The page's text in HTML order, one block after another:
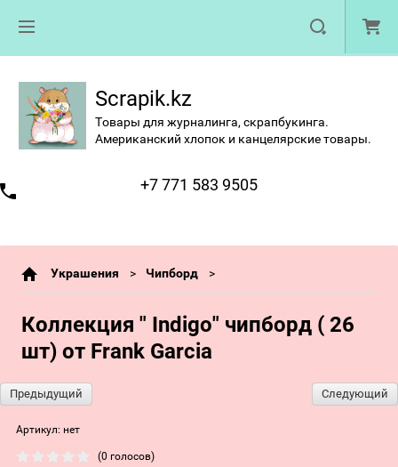
Scrapik.kz
Товары для журналинга, скрапбукинга.
Американский хлопок и канцелярские товары.
+7 771 583 9505
Украшения Чипборд
Коллекция " Indigo" чипборд ( 26
шт) от Frank Garcia
Предыдущий Следующий
Артикул: нет
(0 голосов)